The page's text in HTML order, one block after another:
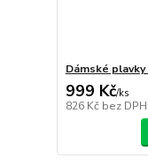
Dámské plavky
999 Kč/ks
826 Kč bez DPH